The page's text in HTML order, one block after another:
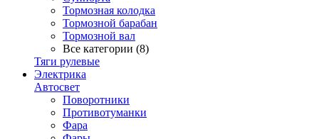
Тормозная колодка
Тормозной барабан
Тормозной вал
Все категории (8)
Тяги рулевые
Электрика
Автосвет
Поворотники
Противотуманки
Фара